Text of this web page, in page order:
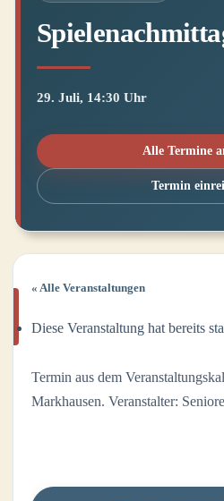
29. Juli, 14:30 Uhr
Alle Termine
Termin
« Alle Veranstaltungen
Diese Veranstaltung hat bereits
Termin aus dem
Markhausen. Veranstalter: